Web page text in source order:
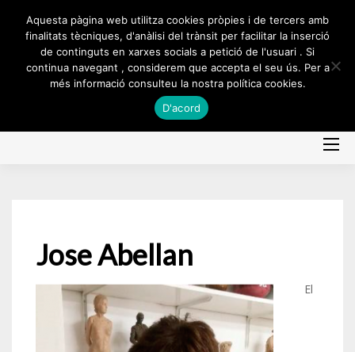
Jose Abellan
El
Aquesta pàgina web utilitza cookies pròpies i de tercers amb
finalitats tècniques, d'anàlisi del trànsit per facilitar la inserció
de continguts en xarxes socials a petició de l'usuari . Si
continua navegant , considerem que accepta el seu ús. Per a
més informació consulteu la nostra política cookies.
D'acord